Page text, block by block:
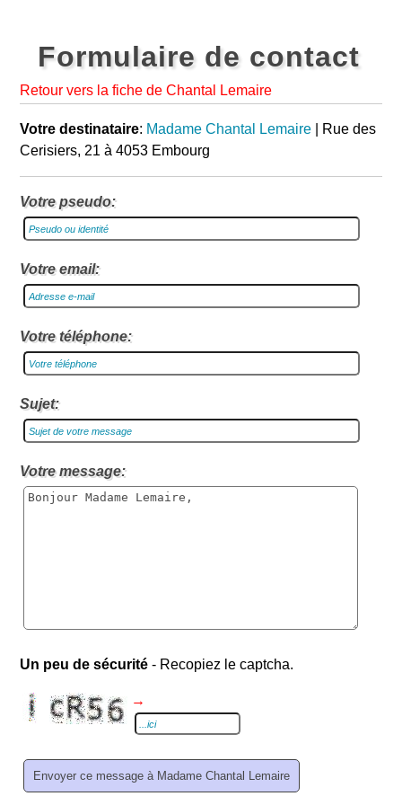
Formulaire de contact
Retour vers la fiche de Chantal Lemaire
Votre destinataire: Madame Chantal Lemaire | Rue des
Cerisiers, 21 à 4053 Embourg
Votre pseudo:
Votre email:
Votre téléphone:
Sujet:
Votre message:
Un peu de sécurité - Recopiez le captcha.
→